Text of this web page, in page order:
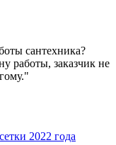
сантехника?
работы, заказчик не
2022 года